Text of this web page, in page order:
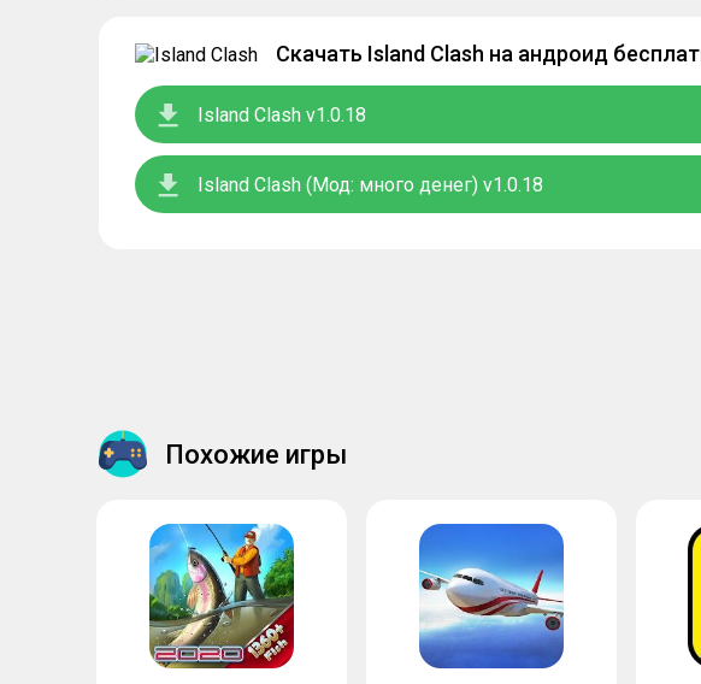
Скачать Island Clash на андроид
Island Clash v1.0.18
Island Clash (Мод: много денег) v1.0.18
Похожие игры